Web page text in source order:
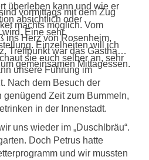
überleben kann und wie er
absichtlich oder
Eine sehr
Einzelheiten will ich
sie euch selber an, sehr
vormittags mit dem Zug
machts möglich. Vom
ins Herz von Rosenheim,
Treffpunkt war das Gasthaus
gemeinsamen Mittagessen.
unsere Führung im
Nach dem Besuch der
Zeit zum Bummeln,
in der Innenstadt.
uns wieder im „Duschlbräu“.
Doch Petrus hatte
und wir mussten